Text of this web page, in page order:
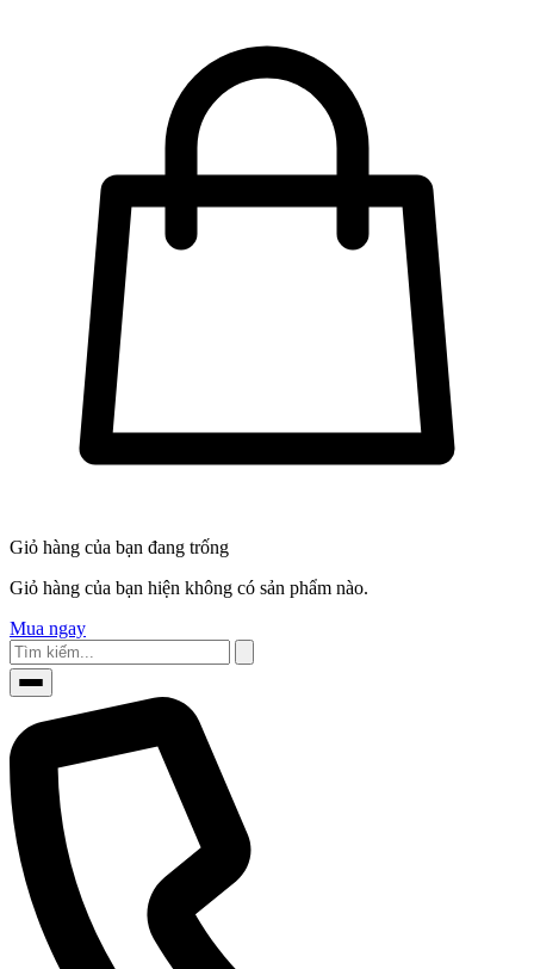
Giỏ hàng của bạn đang trống
Giỏ hàng của bạn hiện không có sản phẩm nào.
Mua ngay